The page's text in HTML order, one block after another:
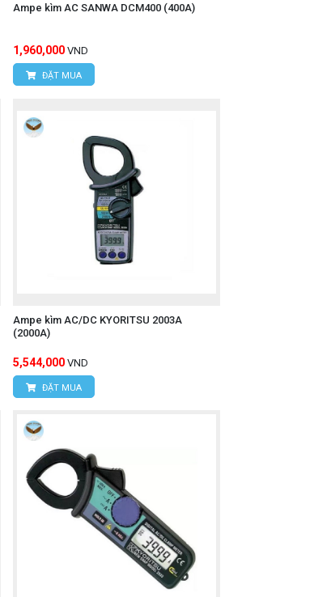
Ampe kìm AC SANWA DCM400 (400A)
1,960,000 VND
ĐẶT MUA
Ampe kìm AC/DC KYORITSU 2003A
(2000A)
5,544,000 VND
ĐẶT MUA